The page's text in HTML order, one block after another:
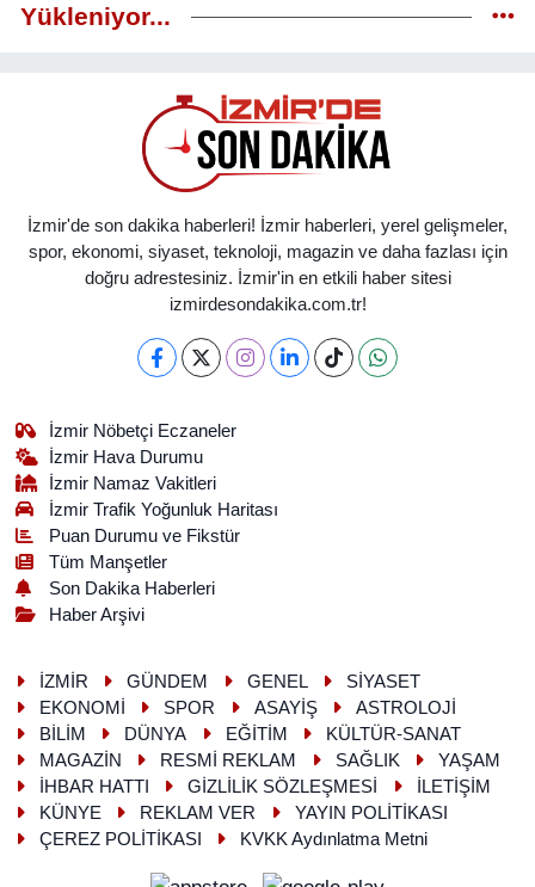
Yükleniyor...
İzmir'de son dakika haberleri! İzmir haberleri, yerel gelişmeler,
spor, ekonomi, siyaset, teknoloji, magazin ve daha fazlası için
doğru adrestesiniz. İzmir'in en etkili haber sitesi
izmirdesondakika.com.tr!
İzmir Nöbetçi Eczaneler
İzmir Hava Durumu
İzmir Namaz Vakitleri
İzmir Trafik Yoğunluk Haritası
Puan Durumu ve Fikstür
Tüm Manşetler
Son Dakika Haberleri
Haber Arşivi
İZMİR GÜNDEM GENEL
SİYASET
EKONOMİ
SPOR ASAYİŞ
ASTROLOJİ
BİLİM
DÜNYA EĞİTİM
KÜLTÜR-SANAT
MAGAZİN
RESMİ REKLAM SAĞLIK
YAŞAM
İHBAR HATTI
GİZLİLİK SÖZLEŞMESİ
İLETİŞİM
KÜNYE
REKLAM VER
YAYIN POLİTİKASI
ÇEREZ POLİTİKASI
KVKK Aydınlatma Metni